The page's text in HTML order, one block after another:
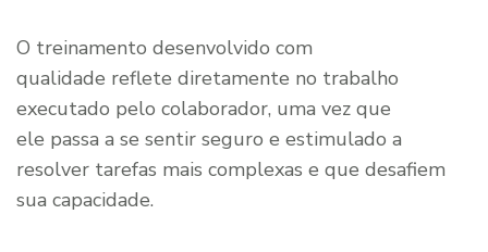
O treinamento desenvolvido com
qualidade reflete diretamente no trabalho
executado pelo colaborador, uma vez que
ele passa a se sentir seguro e estimulado a
resolver tarefas mais complexas e que desafiem
sua capacidade.